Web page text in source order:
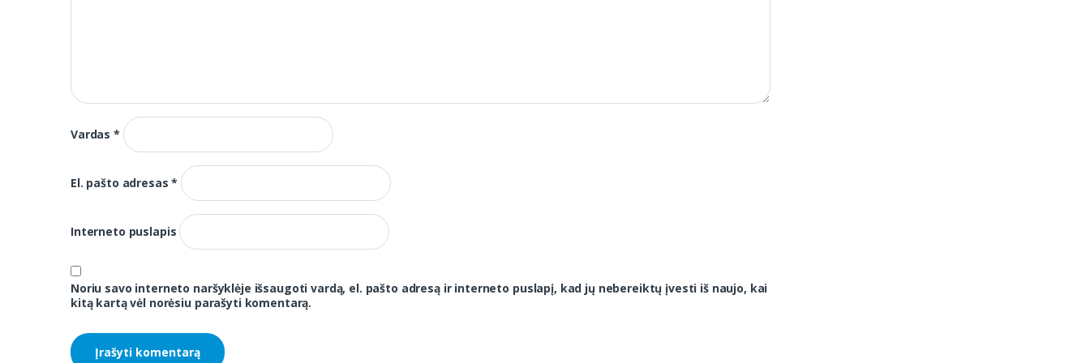
Vardas*
El. pašto adresas*
Interneto puslapis
Noriu savo interneto naršyklėje išsaugoti vardą, el. pašto adresą ir interneto puslapį, kad jų nebereiktų įvesti iš naujo, kai
kitą kartą vėl norėsiu parašyti komentarą.